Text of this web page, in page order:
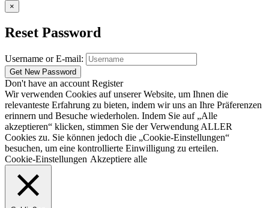
×
Reset Password
Username or E-mail:
Don't have an account Register
Wir verwenden Cookies auf unserer Website, um Ihnen die
relevanteste Erfahrung zu bieten, indem wir uns an Ihre Präferenzen
erinnern und Besuche wiederholen. Indem Sie auf „Alle
akzeptieren“ klicken, stimmen Sie der Verwendung ALLER
Cookies zu. Sie können jedoch die „Cookie-Einstellungen“
besuchen, um eine kontrollierte Einwilligung zu erteilen.
Cookie-Einstellungen Akzeptiere alle